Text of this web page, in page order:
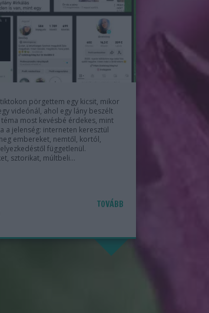
pörgettem egy kicsit, mikor
videónál, ahol egy lány beszélt
most kevésbé érdekes, mint
a jelenség: interneten keresztül
embereket, nemtől, kortól,
függetlenül.
sztorikat, múltbeli…
TOVÁBB